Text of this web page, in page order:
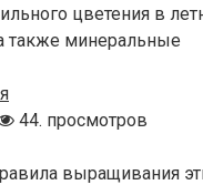
цветения в
также минеральные
44. просмотров
выращивания